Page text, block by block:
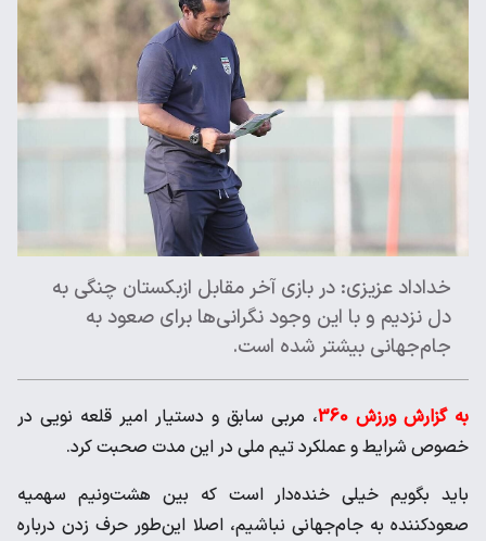
خداداد عزیزی: در بازی آخر مقابل ازبکستان چنگی به
دل نزدیم و با این وجود نگرانی‌ها برای صعود به
جام‌جهانی بیشتر شده است.
به گزارش ورزش 360
، مربی سابق و دستیار امیر قلعه نویی در
خصوص شرایط و عملکرد تیم ملی در این مدت صحبت کرد.
باید بگویم خیلی خنده‌دار است که بین هشت‌ونیم سهمیه
صعود‌کننده به جام‌جهانی نباشیم، اصلا این‌طور حرف زدن درباره